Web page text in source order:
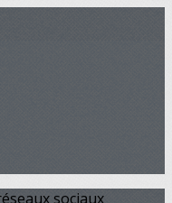
sociaux